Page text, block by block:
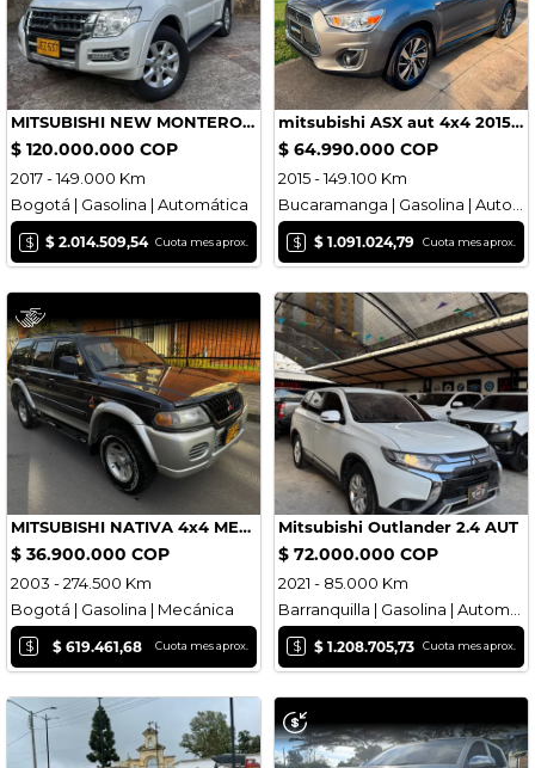
MITSUBISHI NEW MONTERO BLINDADA
$ 120.000.000 COP
2017 - 149.000 Km
Bogotá | Gasolina | Automática
$ $ 2.014.509,54 Cuota mes aprox.
mitsubishi ASX aut 4x4 2015 la full
$ 64.990.000 COP
2015 - 149.100 Km
Bucaramanga | Gasolina | Automática
$ $ 1.091.024,79 Cuota mes aprox.
MITSUBISHI NATIVA 4x4 MECÁNICA
$ 36.900.000 COP
2003 - 274.500 Km
Bogotá | Gasolina | Mecánica
$ $ 619.461,68 Cuota mes aprox.
Mitsubishi Outlander 2.4 AUT
$ 72.000.000 COP
2021 - 85.000 Km
$ $ 1.208.705,73 Cuota mes aprox.